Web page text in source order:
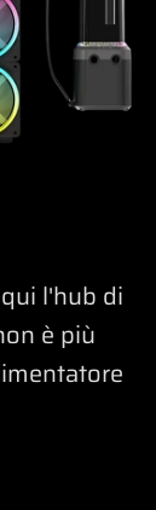
l'hub di
è più